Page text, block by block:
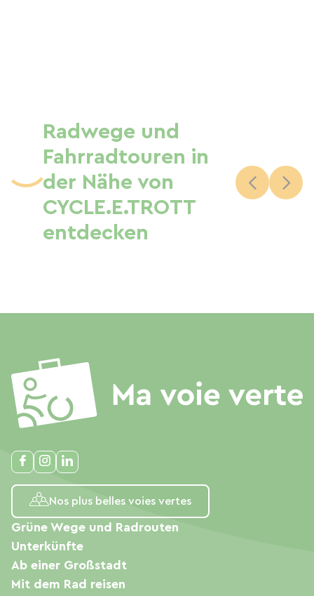
Radwege und
Fahrradtouren in
der Nähe von
CYCLE.E.TROTT
entdecken
Nos plus belles voies vertes
Grüne Wege und Radrouten
Unterkünfte
Ab einer Großstadt
Mit dem Rad reisen